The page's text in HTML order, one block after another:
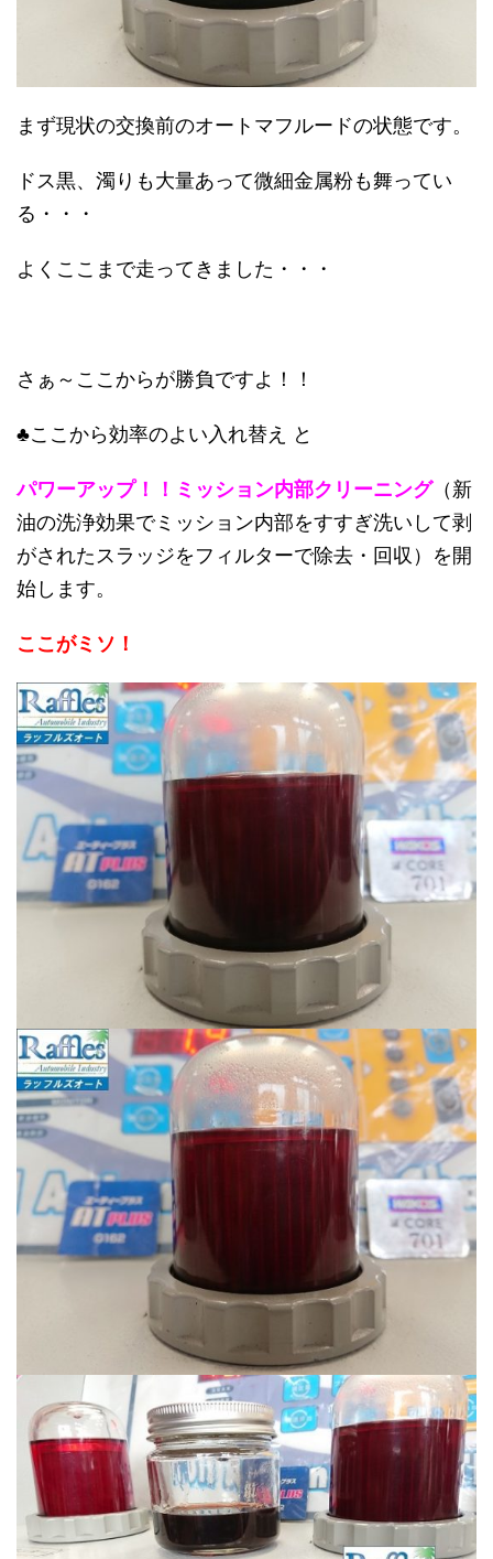
まず現状の交換前のオートマフルードの状態です。
ドス黒、濁りも大量あって微細金属粉も舞ってい
る・・・
よくここまで走ってきました・・・
さぁ～ここからが勝負ですよ！！
♣ここから効率のよい入れ替え と
パワーアップ！！ミッション内部クリーニング（新
油の洗浄効果でミッション内部をすすぎ洗いして剥
がされたスラッジをフィルターで除去・回収）を開
始します。
ここがミソ！